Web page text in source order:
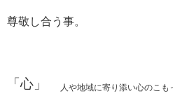
尊敬し合う事。
「心」 人や地域に寄り添い心のこも